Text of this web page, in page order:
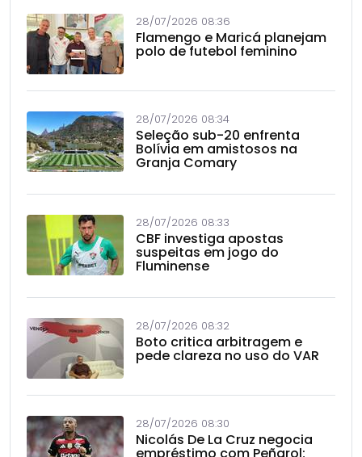
28/07/2026 08:36
Flamengo e Maricá planejam
polo de futebol feminino
28/07/2026 08:34
Seleção sub-20 enfrenta
Bolívia em amistosos na
Granja Comary
28/07/2026 08:33
CBF investiga apostas
suspeitas em jogo do
Fluminense
28/07/2026 08:32
Boto critica arbitragem e
pede clareza no uso do VAR
28/07/2026 08:30
Nicolás De La Cruz negocia